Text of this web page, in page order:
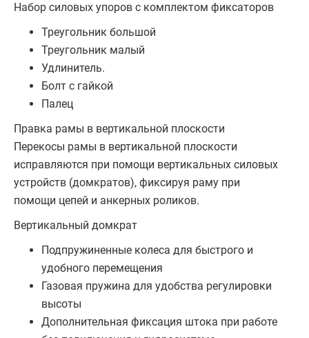
Набор силовых упоров с комплектом фиксаторов
Треугольник большой
Треугольник малый
Удлинитель.
Болт с гайкой
Палец
Правка рамы в вертикальной плоскости
Перекосы рамы в вертикальной плоскости
исправляются при помощи вертикальных силовых
устройств (домкратов), фиксируя раму при
помощи цепей и анкерных роликов.
Вертикальный домкрат
Подпружиненные колеса для быстрого и
удобного перемещения
Газовая пружина для удобства регулировки
высоты
Дополнительная фиксация штока при работе